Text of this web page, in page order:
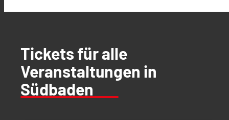
Tickets für alle
Veranstaltungen in
Südbaden